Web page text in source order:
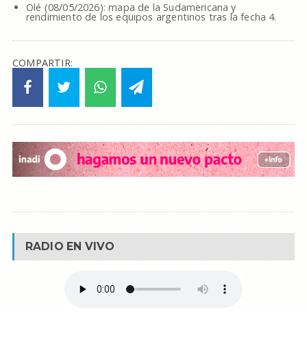
Olé (08/05/2026): mapa de la Sudamericana y
rendimiento de los equipos argentinos tras la fecha 4.
COMPARTIR:
RADIO EN VIVO